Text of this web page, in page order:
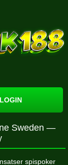
LOGIN
Sweden —
spispoker